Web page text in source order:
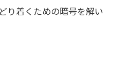
り着くための暗号を解い